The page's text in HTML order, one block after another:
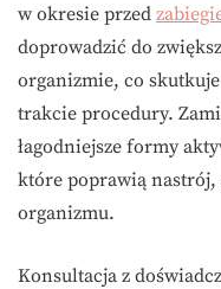
w okresie przed
doprowadzić do
organizmie, co
trakcie procedury.
łagodniejsze formy
które poprawią nastrój,
organizmu.
Konsultacja z